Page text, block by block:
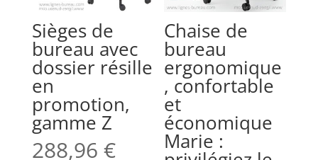
Sièges de
bureau avec
dossier résille
en
promotion,
gamme Z
288,96 €
Chaise de
bureau
ergonomique
, confortable
et
économique
Marie :